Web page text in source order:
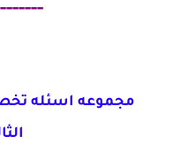
مجموعه اسئله تخص